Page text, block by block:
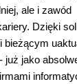
ale i zawód
Dzięki
bieżącym
jako